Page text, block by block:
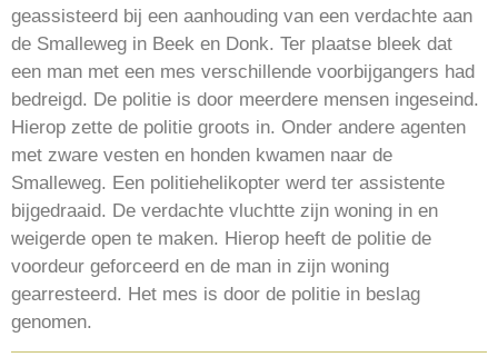
geassisteerd bij een aanhouding van een verdachte aan
de Smalleweg in Beek en Donk. Ter plaatse bleek dat
een man met een mes verschillende voorbijgangers had
bedreigd. De politie is door meerdere mensen ingeseind.
Hierop zette de politie groots in. Onder andere agenten
met zware vesten en honden kwamen naar de
Smalleweg. Een politiehelikopter werd ter assistente
bijgedraaid. De verdachte vluchtte zijn woning in en
weigerde open te maken. Hierop heeft de politie de
voordeur geforceerd en de man in zijn woning
gearresteerd. Het mes is door de politie in beslag
genomen.